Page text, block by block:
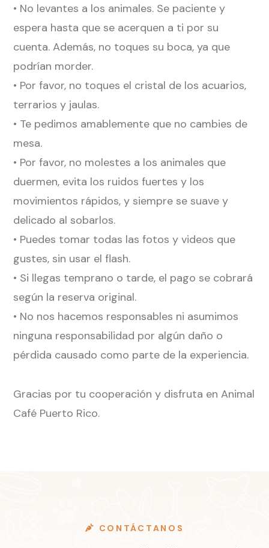
• No levantes a los animales. Se paciente y
espera hasta que se acerquen a ti por su
cuenta. Además, no toques su boca, ya que
podrían morder.
• Por favor, no toques el cristal de los acuarios,
terrarios y jaulas.
• Te pedimos amablemente que no cambies de
mesa.
• Por favor, no molestes a los animales que
duermen, evita los ruidos fuertes y los
movimientos rápidos, y siempre se suave y
delicado al sobarlos.
• Puedes tomar todas las fotos y videos que
gustes, sin usar el flash.
• Si llegas temprano o tarde, el pago se cobrará
según la reserva original.
• No nos hacemos responsables ni asumimos
ninguna responsabilidad por algún daño o
pérdida causado como parte de la experiencia.
Gracias por tu cooperación y disfruta en Animal
Café Puerto Rico.
CONTÁCTANOS